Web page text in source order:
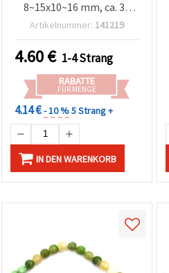
8~15x10~16 mm, ca. 36
Stück, perfekt zum
kreative DIY-
Schmuckdesigns
Artikelnummer: 141219
4.60€ 1-4 Strang
RABATTE
FÜR MENGE
4.14 €- 10 %5 Strang +
IN DEN WARENKORB